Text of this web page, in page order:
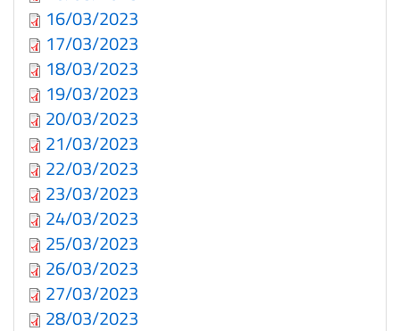
16/03/2023
17/03/2023
18/03/2023
19/03/2023
20/03/2023
21/03/2023
22/03/2023
23/03/2023
24/03/2023
25/03/2023
26/03/2023
27/03/2023
28/03/2023